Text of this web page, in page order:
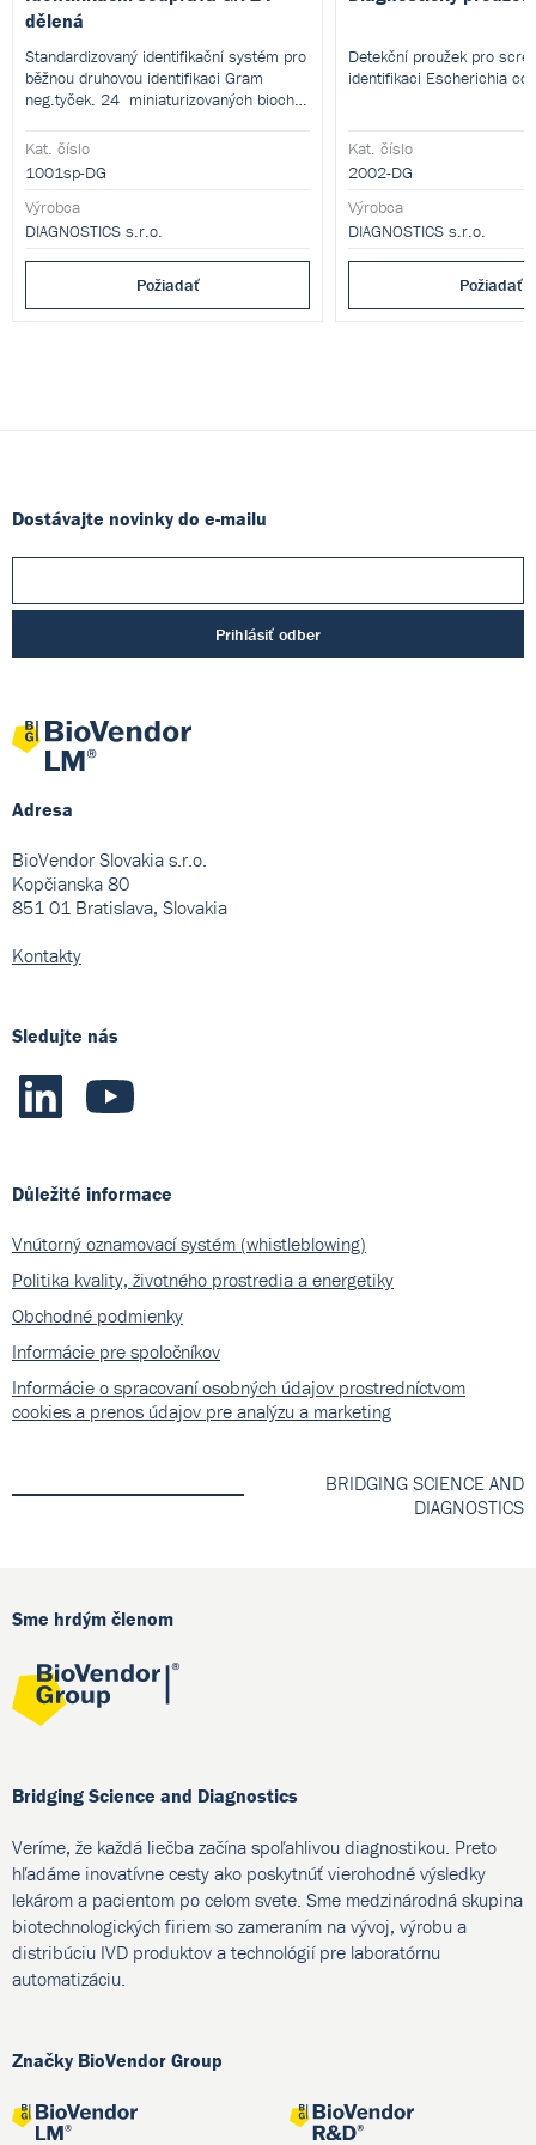
dělená
Standardizovaný identifikační systém pro
běžnou druhovou identifikaci Gram
neg.tyček. 24 miniaturizovaných bioch.
Kat. číslo
1001sp-DG
Výrobca
DIAGNOSTICS s.r.o.
Požiadať
Detekční proužek pro
identifikaci Escherichia
Kat. číslo
2002-DG
Výrobca
DIAGNOSTICS s.r.o.
Požiadať
Dostávajte novinky do e-mailu
Prihlásiť odber
Adresa
BioVendor Slovakia s.r.o.
Kopčianska 80
851 01 Bratislava, Slovakia
Kontakty
Sledujte nás
Důležité informace
Vnútorný oznamovací systém (whistleblowing)
Politika kvality, životného prostredia a energetiky
Obchodné podmienky
Informácie pre spoločníkov
Informácie o spracovaní osobných údajov prostredníctvom
cookies a prenos údajov pre analýzu a marketing
BRIDGING SCIENCE AND
DIAGNOSTICS
Sme hrdým členom
Bridging Science and Diagnostics
Veríme, že každá liečba začína spoľahlivou diagnostikou. Preto
hľadáme inovatívne cesty ako poskytnúť vierohodné výsledky
lekárom a pacientom po celom svete. Sme medzinárodná skupina
biotechnologických firiem so zameraním na vývoj, výrobu a
distribúciu IVD produktov a technológií pre laboratórnu
automatizáciu.
Značky BioVendor Group